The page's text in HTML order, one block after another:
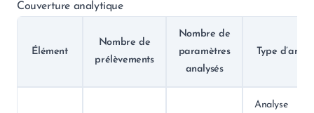
Couverture analytique
Élément
Nombre de
prélèvements
Nombre de
paramètres
analysés
Type
Analyse